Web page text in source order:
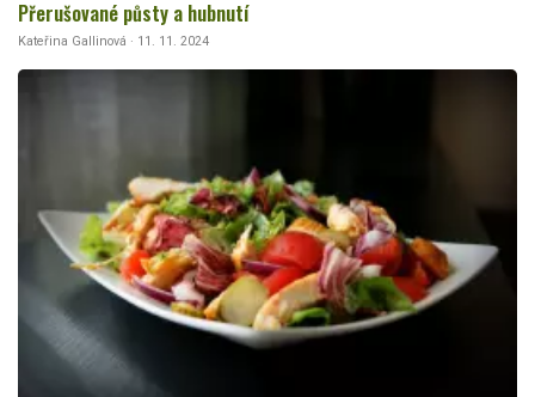
Přerušované půsty a hubnutí
Kateřina Gallinová · 11. 11. 2024